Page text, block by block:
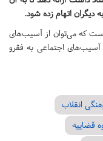
دیگران اتهام زده شود.
که می‌توان از آسیب‌های
آسیب‌های اجتماعی به فقرو
انقلاب
قضاییه